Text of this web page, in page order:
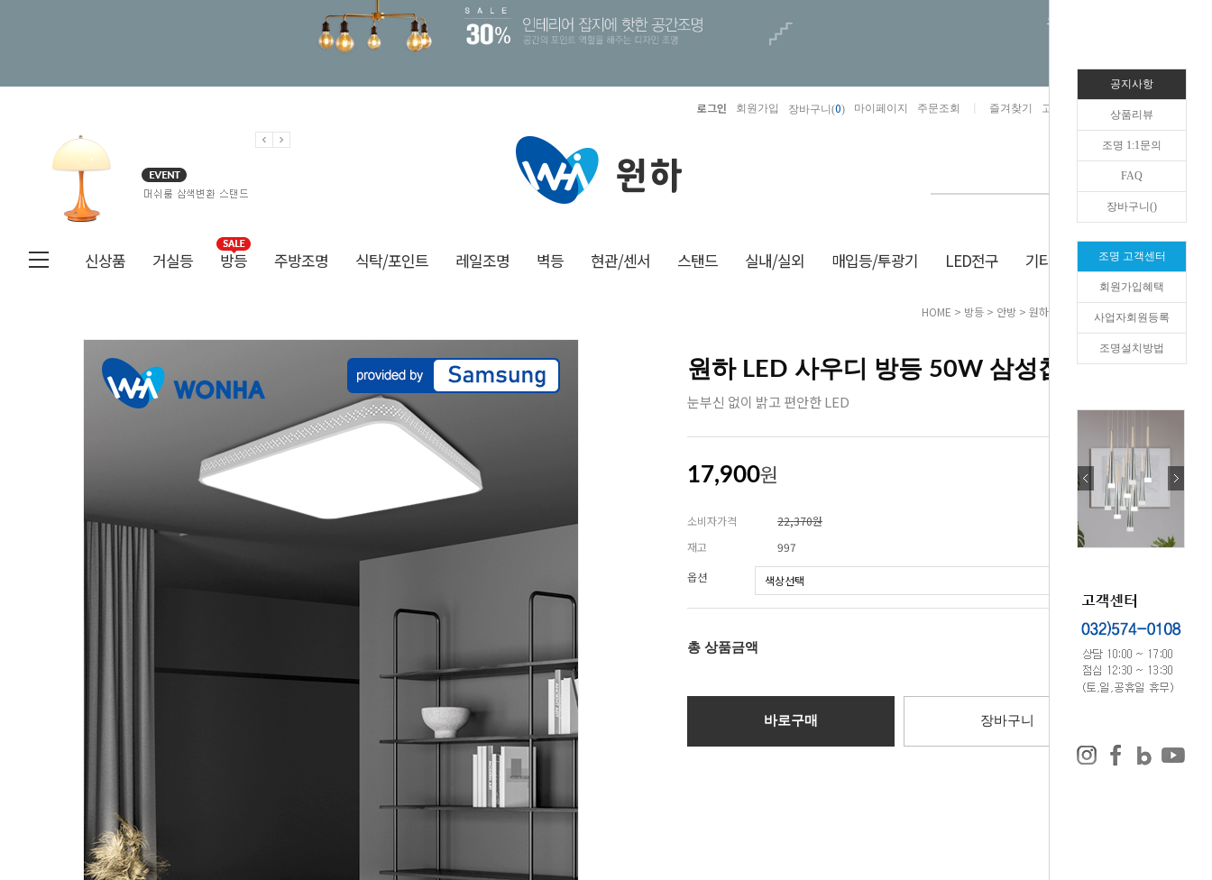
오늘하루 열지않음
로그인 회원가입 장바구니(0) 마이페이지 주문조회 즐겨찾기 고객센터 카카오톡채널/상담
신상품 거실등 방등 주방조명 식탁/포인트 레일조명 벽등 현관/센서 스탠드 실내/실외 매입등/투광기 LED전구 기타/잡화 생활/건강
HOME > 방등 > 안방 > 원하 LED 사우디 방등 50W 삼성칩
원하 LED 사우디 방등 50W 삼성칩
눈부신 없이 밝고 편안한 LED
17,900원
소비자가격
22,370원
재고
997
옵션
총 상품금액 0 원
바로구매 장바구니
공지사항
상품리뷰
조명 1:1문의
FAQ
장바구니()
조명 고객센터
회원가입혜택
사업자회원등록
조명설치방법